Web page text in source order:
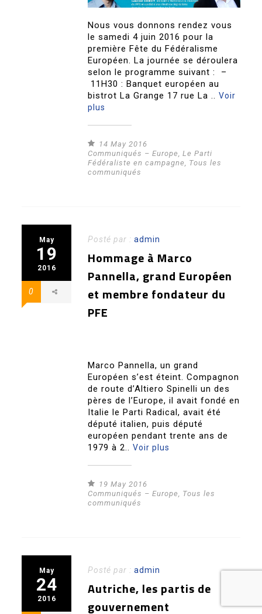
Nous vous donnons rendez vous
le samedi 4 juin 2016 pour la
première Fête du Fédéralisme
Européen. La journée se déroulera
selon le programme suivant : –
11H30 : Banquet européen au
bistrot La Grange 17 rue La ..Voir
plus
14 May 2016
Communiqués – Europe ,Le Parti
Fédéraliste en campagne
Tous les
communiqués
May
19
2016
0
Posté par :admin
Hommage à Marco
Pannella, grand Européen
et membre fondateur du
PFE
Marco Pannella, un grand
Européen s’est éteint. Compagnon
de route d’Altiero Spinelli un des
pères de l’Europe, il avait fondé en
Italie le Parti Radical, avait été
député italien, puis député
européen pendant trente ans de
1979 à 2..Voir plus
19 May 2016
Communiqués – Europe
Tous les
communiqués
May
24
2016
Posté par :admin
Autriche, les partis de
gouvernement